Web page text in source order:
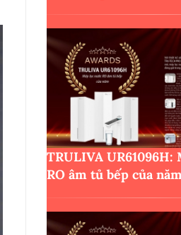
TRULIVA UR61096H:
RO âm tủ bếp của năm